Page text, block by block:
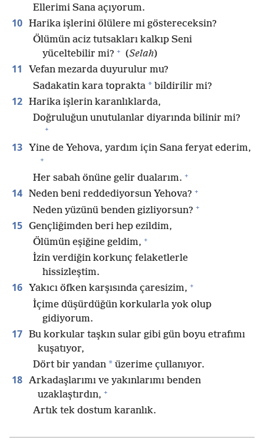
Ellerimi Sana açıyorum.
10 Harika işlerini ölülere mi göstereceksin?
Ölümün aciz tutsakları kalkıp Seni
yüceltebilir mi? + (Selah)
11
Vefan mezarda duyurulur mu?
Sadakatin kara toprakta * bildirilir mi?
12 Harika işlerin karanlıklarda,
Doğruluğun unutulanlar diyarında bilinir mi?
+
13 Yine de Yehova, yardım için Sana feryat ederim,
+
Her sabah önüne gelir dualarım. +
14 Neden beni reddediyorsun Yehova? +
Neden yüzünü benden gizliyorsun? +
15 Gençliğimden beri hep ezildim,
Ölümün eşiğine geldim, +
İzin verdiğin korkunç felaketlerle
hissizleştim.
16 Yakıcı öfken karşısında çaresizim, +
İçime düşürdüğün korkularla yok olup
gidiyorum.
17 Bu korkular taşkın sular gibi gün boyu etrafımı
kuşatıyor,
Dört bir yandan * üzerime çullanıyor.
18 Arkadaşlarımı ve yakınlarımı benden
uzaklaştırdın, +
Artık tek dostum karanlık.